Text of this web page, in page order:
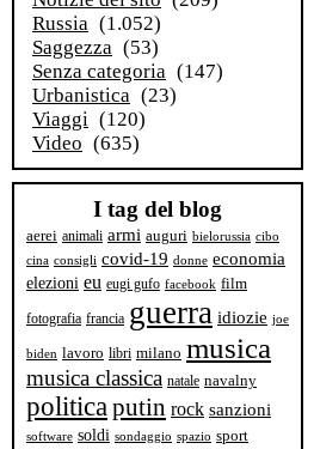
Russia (1.052)
Saggezza (53)
Senza categoria (147)
Urbanistica (23)
Viaggi (120)
Video (635)
I tag del blog
aerei animali armi auguri bielorussia cibo
cina consigli covid-19 donne economia
elezioni eu eugi gufo facebook film
fotografia francia guerra idiozie joe
biden lavoro libri milano musica
musica classica natale navalny
politicaputin rock sanzioni
software soldi sondaggio spazio sport